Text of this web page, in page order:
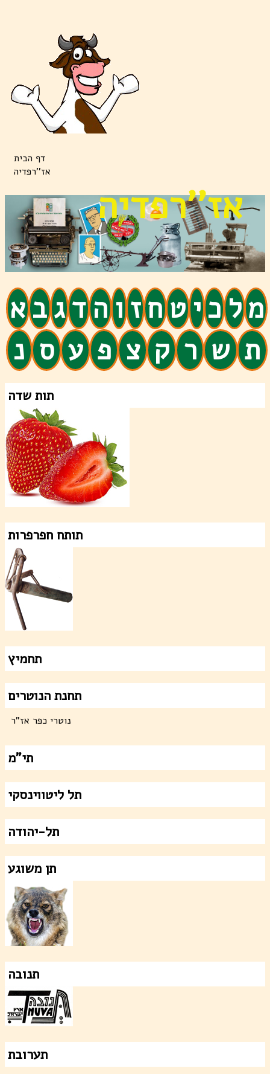
דף הבית
אז''רפדיה
אז''רפדיה
אבגדהוזחטיכלמ
נ ס ע פ צ ק ר ש ת
תות שדה
תותח חפרפרות
תחמיץ
תחנת הנוטרים
נוטרי כפר אז"ר
תי"מ
תל ליטווינסקי
תל-יהודה
תן משוגע
תנובה
תערובת